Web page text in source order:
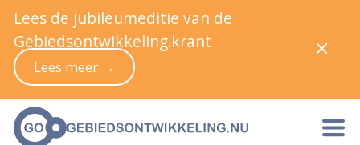
Lees de jubileumeditie van de
Gebiedsontwikkeling.krant
Lees meer →